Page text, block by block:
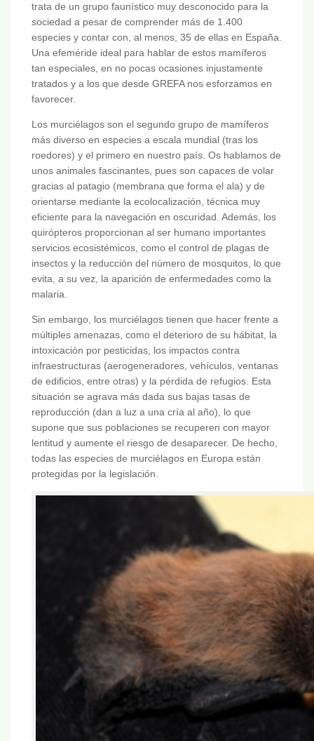
trata de un grupo faunístico muy desconocido para la
sociedad a pesar de comprender más de 1.400
especies y contar con, al menos, 35 de ellas en España.
Una efeméride ideal para hablar de estos mamíferos
tan especiales, en no pocas ocasiones injustamente
tratados y a los que desde GREFA nos esforzamos en
favorecer.
Los murciélagos son el segundo grupo de mamíferos
más diverso en especies a escala mundial (tras los
roedores) y el primero en nuestro país. Os hablamos de
unos animales fascinantes, pues son capaces de volar
gracias al patagio (membrana que forma el ala) y de
orientarse mediante la ecolocalización, técnica muy
eficiente para la navegación en oscuridad. Además, los
quirópteros proporcionan al ser humano importantes
servicios ecosistémicos, como el control de plagas de
insectos y la reducción del número de mosquitos, lo que
evita, a su vez, la aparición de enfermedades como la
malaria.
Sin embargo, los murciélagos tienen que hacer frente a
múltiples amenazas, como el deterioro de su hábitat, la
intoxicación por pesticidas, los impactos contra
infraestructuras (aerogeneradores, vehículos, ventanas
de edificios, entre otras) y la pérdida de refugios. Esta
situación se agrava más dada sus bajas tasas de
reproducción (dan a luz a una cría al año), lo que
supone que sus poblaciones se recuperen con mayor
lentitud y aumente el riesgo de desaparecer. De hecho,
todas las especies de murciélagos en Europa están
protegidas por la legislación.